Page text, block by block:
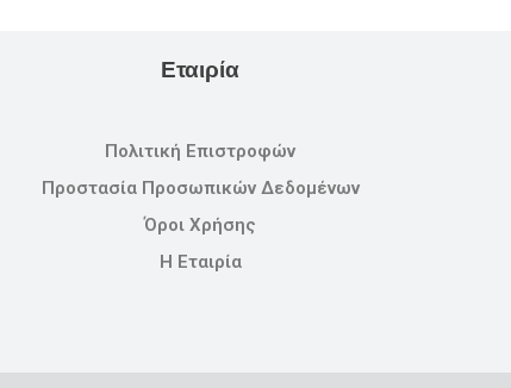
Εταιρία
Πολιτική Επιστροφών
Προστασία Προσωπικών Δεδομένων
Όροι Χρήσης
Η Εταιρία